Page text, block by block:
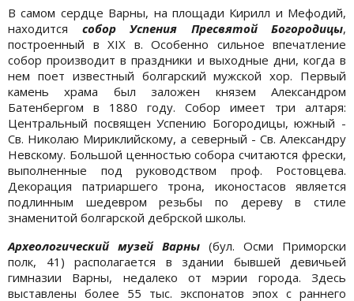
В самом сердце Варны, на площади Кирилл и Мефодий,
находится собор Успения Пресвятой Богородицы,
построенный в XIX в. Особенно сильное впечатление
собор производит в праздники и выходные дни, когда в
нем поет известный болгарский мужской хор. Первый
камень храма был заложен князем Александром
Батенбергом в 1880 году. Собор имеет три алтаря:
Центральный посвящен Успению Богородицы, южный -
Св. Николаю Мириклийскому, а северный - Св. Александру
Невскому. Большой ценностью собора считаются фрески,
выполненные под руководством проф. Ростовцева.
Декорация патриаршего трона, иконостасов является
подлинным шедевром резьбы по дереву в стиле
знаменитой болгарской дебрской школы.
Археологический музей Варны (бул. Осми Примор­ски
полк, 41) располагается в здании бывшей девичьей
гимназии Варны, недалеко от мэрии города. Здесь
выставлены более 55 тыс. экспонатов эпох с раннего